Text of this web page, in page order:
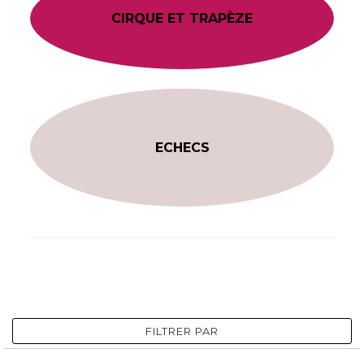
CIRQUE ET TRAPÈZE
ECHECS
FILTRER PAR